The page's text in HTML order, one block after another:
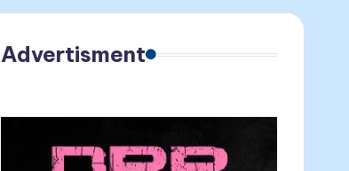
Advertisment